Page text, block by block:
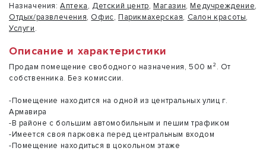
Назначения: Аптека, Детский центр, Магазин, Медучреждение,
Отдых/развлечения, Офис, Парикмахерская, Салон красоты,
Услуги.
Описание и характеристики
Продам помещение свободного назначения, 500 м². От
собственника. Без комиссии.
-Помещение находится на одной из центральных улиц г.
Армавира
-В районе с большим автомобильным и пешим трафиком
-Имеется своя парковка перед центральным входом
-Помещение находиться в цокольном этаже